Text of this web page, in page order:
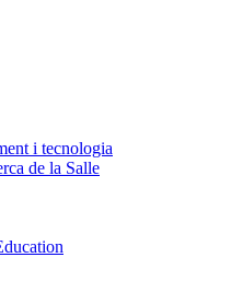
i tecnologia
de la Salle